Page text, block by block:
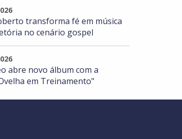
transforma fé em música
no cenário gospel
abre novo álbum com a
em Treinamento"